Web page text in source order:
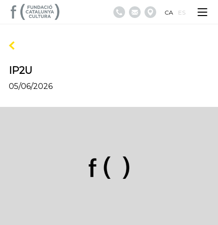
CA ES
IP2U
05/06/2026